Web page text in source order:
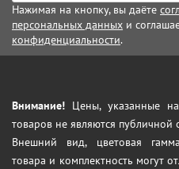
Нажимая на кнопку, вы даёте
персональных данных и
конфиденциальности.
Внимание! Цены, указанные
товаров не являются публичной
Внешний вид, цветовая
товара и комплектность могут